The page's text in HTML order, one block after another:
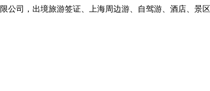
司，出境旅游签证、上海周边游、自驾游、酒店、景区